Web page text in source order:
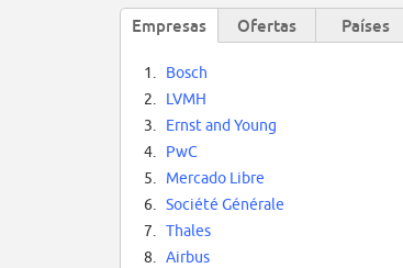
Empresas Ofertas Países
1.
Bosch
2.
LVMH
3.
Ernst and Young
4.
PwC
5.
Mercado Libre
6.
Société Générale
7.
Thales
8.
Airbus